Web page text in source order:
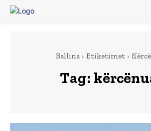
Ballina Etiketimet
Tag: